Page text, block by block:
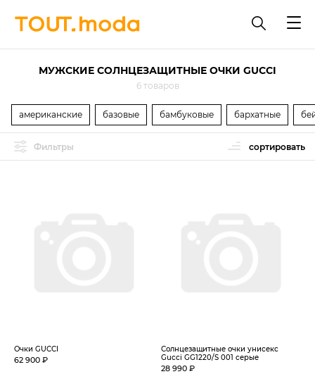
МУЖСКИЕ СОЛНЦЕЗАЩИТНЫЕ ОЧКИ GUCCI
6 товаров
американские базовые бамбуковые бархатные
Фильтры сортировать
Очки GUCCI
62 900 ₽
Солнцезащитные очки унисекс
Gucci GG1220/S 001 серые
28 990 ₽